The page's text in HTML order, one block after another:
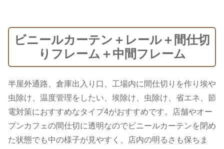
ビニールカーテン＋レール＋間仕切
りフレーム＋中間フレーム
半屋外通路、倉庫出入り口、工場内に間仕切りを作り埃や
虫除け、温度管理をしたい、埃除け、虫除け、省エネ、節
電対策におすすめなタイプ4がおすすめです。店舗やオー
プンカフェの間仕切に透明なのでビニールカーテンを閉め
た状態でも中の様子が見やすく、店内の明るさも保ちま